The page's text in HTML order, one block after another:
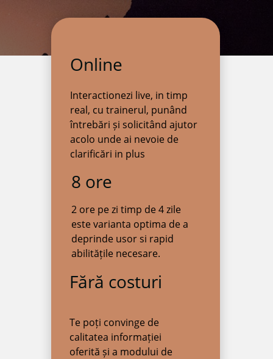
2 ore pe zi timp de 4 zile
este varianta optima de a
deprinde usor si rapid
abilitățile necesare.
8 ore
Fără costuri
Te poți convinge de
calitatea informației
oferită și a modului de
Online
Interactionezi live, in timp
real, cu trainerul, punând
întrebări și solicitând ajutor
acolo unde ai nevoie de
clarificări in plus